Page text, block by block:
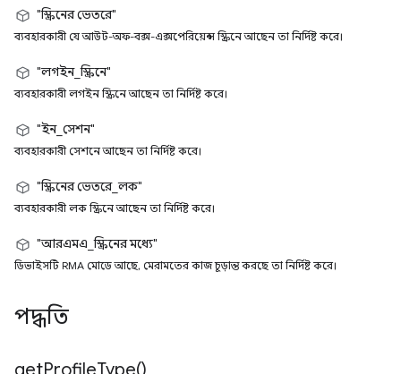
"স্ক্রিনের ভেতরে"
ব্যবহারকারী যে আউট-অফ-বক্স-এক্সপেরিয়েন্স স্ক্রিনে আছেন তা নির্দিষ্ট করে।
"লগইন_স্ক্রিনে"
ব্যবহারকারী লগইন স্ক্রিনে আছেন তা নির্দিষ্ট করে।
"ইন_সেশন"
ব্যবহারকারী সেশনে আছেন তা নির্দিষ্ট করে।
"স্ক্রিনের ভেতরে_লক"
ব্যবহারকারী লক স্ক্রিনে আছেন তা নির্দিষ্ট করে।
"আরএমএ_স্ক্রিনের মধ্যে"
ডিভাইসটি RMA মোডে আছে, মেরামতের কাজ চূড়ান্ত করছে তা নির্দিষ্ট করে।
পদ্ধতি